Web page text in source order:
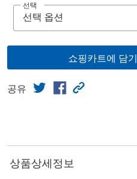
선택
쇼핑카트에 담기
공유
상품상세정보